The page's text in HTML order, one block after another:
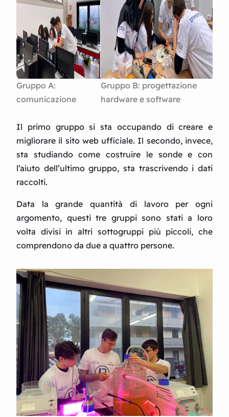
Gruppo A:
comunicazione
Gruppo B: progettazione
hardware e software
Il primo gruppo si sta occupando di creare e
migliorare il sito web ufficiale. Il secondo, invece,
sta studiando come costruire le sonde e con
l’aiuto dell’ultimo gruppo, sta trascrivendo i dati
raccolti.
Data la grande quantità di lavoro per ogni
argomento, questi tre gruppi sono stati a loro
volta divisi in altri sottogruppi più piccoli, che
comprendono da due a quattro persone.